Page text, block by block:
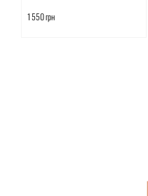
1 550 грн